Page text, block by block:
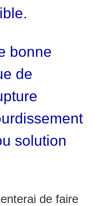
bonne
de
solution
de faire